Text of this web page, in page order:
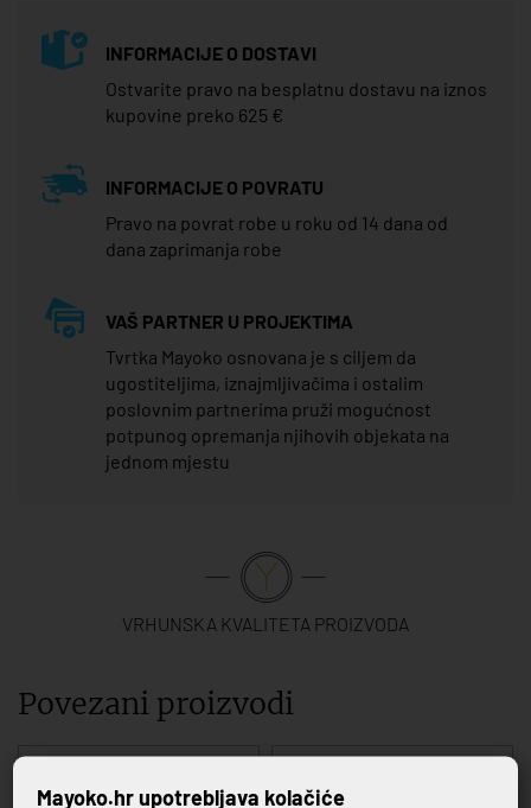
INFORMACIJE O DOSTAVI
Ostvarite pravo na besplatnu dostavu na iznos
kupovine preko 625 €
INFORMACIJE O POVRATU
Pravo na povrat robe u roku od 14 dana od
dana zaprimanja robe
VAŠ PARTNER U PROJEKTIMA
Tvrtka Mayoko osnovana je s ciljem da
ugostiteljima, iznajmljivačima i ostalim
poslovnim partnerima pruži mogućnost
potpunog opremanja njihovih objekata na
jednom mjestu
VRHUNSKA KVALITETA PROIZVODA
Povezani proizvodi
Mayoko.hr upotrebljava kolačiće